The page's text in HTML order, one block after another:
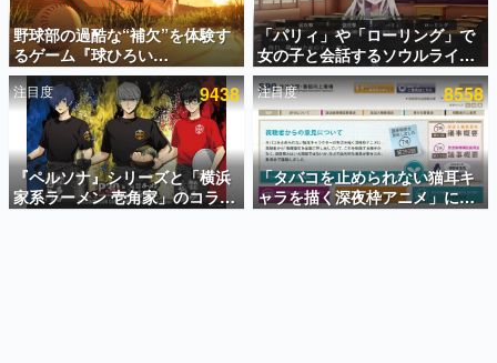
アプリセール情報
インタビュー
連載・特集一覧
殿堂入り記事
SNS拡散数が数千以上！ ページビュー数万以上！ などな
ど。多くの人々に読まれた、電ファミ渾身の“殿堂入り”記
事をまとめました。
野球部の過酷な“補欠”を体験す
るゲーム『球ひろい
Simulator』が「1件」のウィッ
シュリストをもとにチェコ語に
対応しSNSで話題に。『キング
ダム・カム』開発元やチェコの
プロ野球選手から称賛の声
「パリィ」や「ローリング」で
女の子と会話するソウルライク
恋愛ゲーム『小早川さんはソウ
ルライク』無料公開。返事に失
敗すると「YOU DIED」
注目度 9438
『ペルソナ』シリーズと「横浜
家系ラーメン 壱角家」のコラボ
が8月21日から開催。”はがく
注目度 8558
「タバコを止められない猫耳キ
ャラを描く深夜枠アニメ」に視
聴者の一部から批判意見。違法